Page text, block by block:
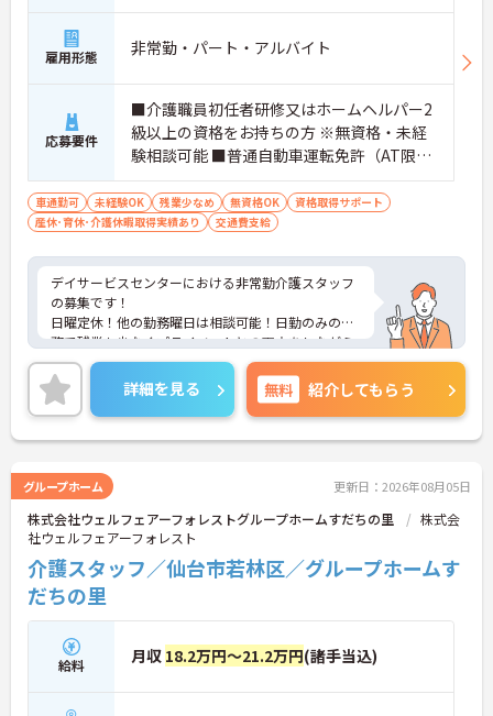
雇用形態 非常勤・パート・アルバイト
応募要件
■介護職員初任者研修又はホームヘルパー2
級以上の資格をお持ちの方 ※無資格・未経
験相談可能 ■普通自動車運転免許（AT限定
可）
車通勤可 未経験OK 残業少なめ 無資格OK
資格取得サポート
産休･育休･介護休暇取得実績あり
交通費支給
デイサービスセンターにおける非常勤介護スタッフ
の募集です！
日曜定休！他の勤務曜日は相談可能！日勤のみの勤
務で残業も少なくプライベートとの両立をしながら
働くことが可能です！
ご興味ある方には、面接のポイントなど、さらに詳
細をお話致しますのでお気軽にご相談ください。
詳細を見る 無料 紹介してもらう
グループホーム 更新日：2026年08月05日
株式会社ウェルフェアーフォレストグループホームすだちの里
株式会
社ウェルフェアーフォレスト
介護スタッフ／仙台市若林区／グループホームす
だちの里
給料 月収 18.2万円～21.2万円(諸手当込)